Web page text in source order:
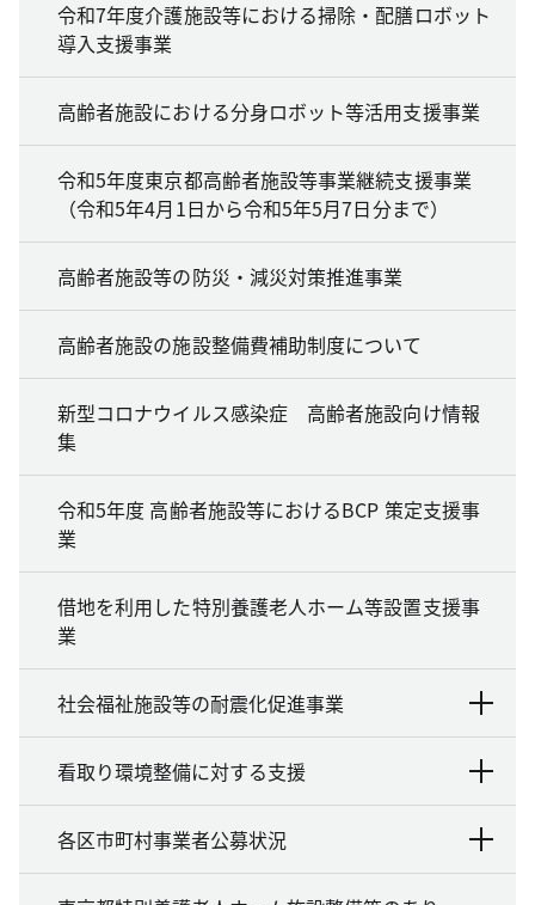
令和7年度介護施設等における掃除・配膳ロボット
導入支援事業
高齢者施設における分身ロボット等活用支援事業
令和5年度東京都高齢者施設等事業継続支援事業
（令和5年4月1日から令和5年5月7日分まで）
高齢者施設等の防災・減災対策推進事業
高齢者施設の施設整備費補助制度について
新型コロナウイルス感染症 高齢者施設向け情報
集
令和5年度 高齢者施設等におけるBCP 策定支援事
業
借地を利用した特別養護老人ホーム等設置支援事
業
社会福祉施設等の耐震化促進事業
看取り環境整備に対する支援
各区市町村事業者公募状況